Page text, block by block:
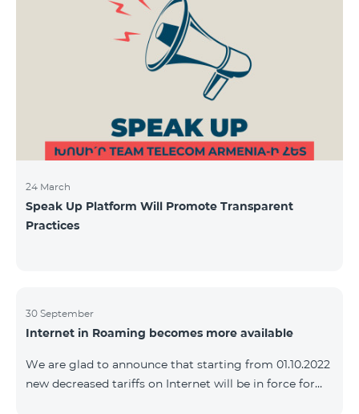
24 March
Speak Up Platform Will Promote Transparent
Practices
30 September
Internet in Roaming becomes more available
We are glad to announce that starting from 01.10.2022
new decreased tariffs on Internet will be in force for